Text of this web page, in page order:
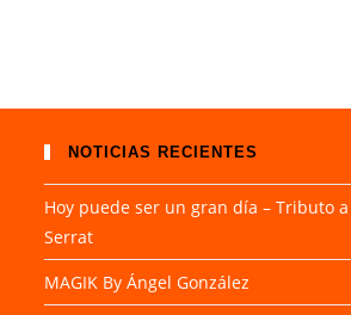
NOTICIAS RECIENTES
Hoy puede ser un gran día – Tributo
Serrat
MAGIK By Ángel González